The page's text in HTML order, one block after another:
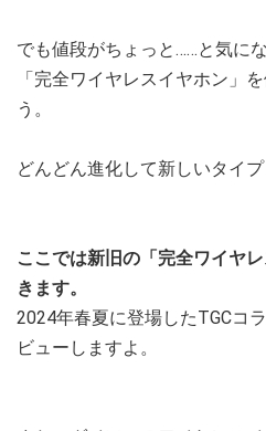
でも値段がちょっと……と気に
「完全ワイヤレスイヤホン」
う。
どんどん進化して新しいタイ
ここでは新旧の「完全ワイヤ
きます。
2024年春夏に登場したTGCコ
ビューしますよ。